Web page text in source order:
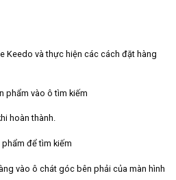
Keedo và thực hiện các cách đặt hàng
phẩm vào ô tìm kiếm
hoàn thành.
để tìm kiếm
vào ô chát góc bên phải của màn hình